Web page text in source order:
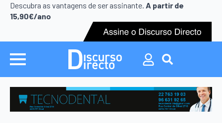
Descubra as vantagens de ser assinante. A partir de
15,90€/ano
Search
for:
Search